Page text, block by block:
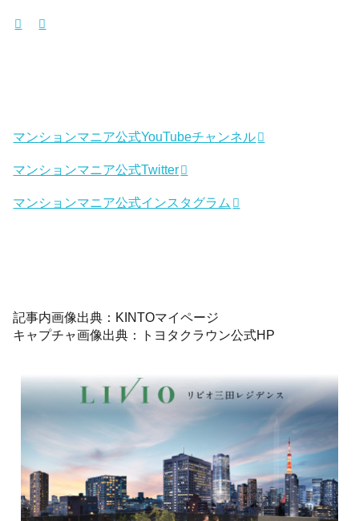
マンションマニア公式YouTubeチャンネル
マンションマニア公式Twitter
マンションマニア公式インスタグラム
記事内画像出典：KINTOマイページ
キャプチャ画像出典：トヨタクラウン公式HP